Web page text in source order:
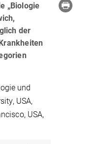
„Biologie
der
und
USA,
USA,